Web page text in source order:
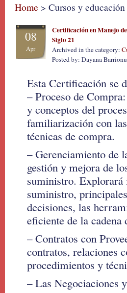
Home > Cursos y educación
08
Apr
Certificación en Manejo
Siglo 21
Archived in the category:
Posted by: Dayana
Esta Certificación se
– Proceso de
y conceptos del
familiarización con
técnicas de compra.
– Gerenciamiento de
gestión y mejora de
suministro. Explorará
suministro,
decisiones, las
eficiente de la cadena
– Contratos con
contratos, relaciones
procedimientos y
– Las Negociaciones